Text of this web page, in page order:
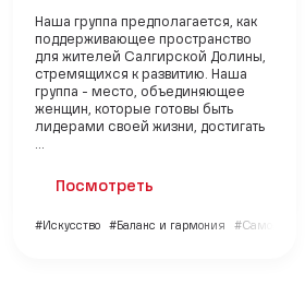
Наша группа предполагается, как
поддерживающее пространство
для жителей Салгирской Долины,
стремящихся к развитию. Наша
группа - место, объединяющее
женщин, которые готовы быть
лидерами своей жизни, достигать
...
Посмотреть
#Искусство #Баланс и гармония